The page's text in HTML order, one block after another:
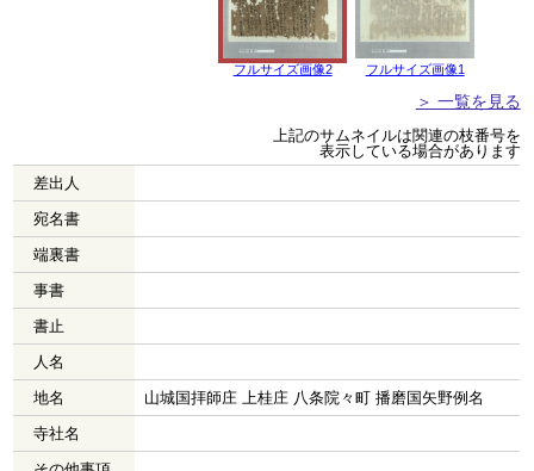
フルサイズ画像2 フルサイズ画像1
＞ 一覧を見る
上記のサムネイルは関連の枝番号を
表示している場合があります
差出人
宛名書
端裏書
事書
書止
人名
地名
山城国拝師庄 上桂庄 八条院々町 播磨国矢野例名
寺社名